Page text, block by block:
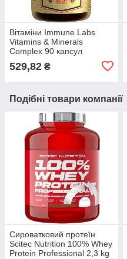
Вітаміни Immune Labs
Vitamins & Minerals
Complex 90 капсул
529,82 ₴
Подібні товари компанії
Сироватковий протеїн
Scitec Nutrition 100% Whey
Protein Professional 2,3 kg